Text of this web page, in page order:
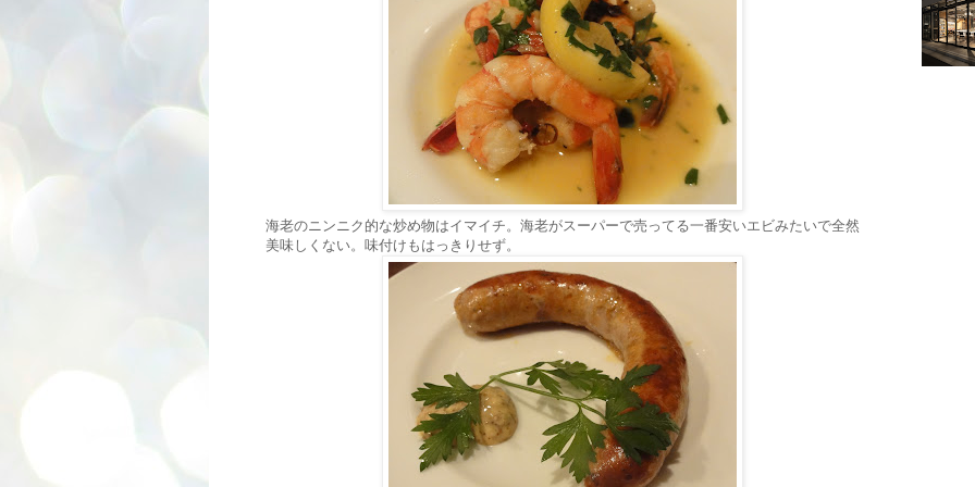
海老のニンニク的な炒め物はイマイチ。海老がスーパーで売ってる一番安いエビみたいで全然
美味しくない。味付けもはっきりせず。